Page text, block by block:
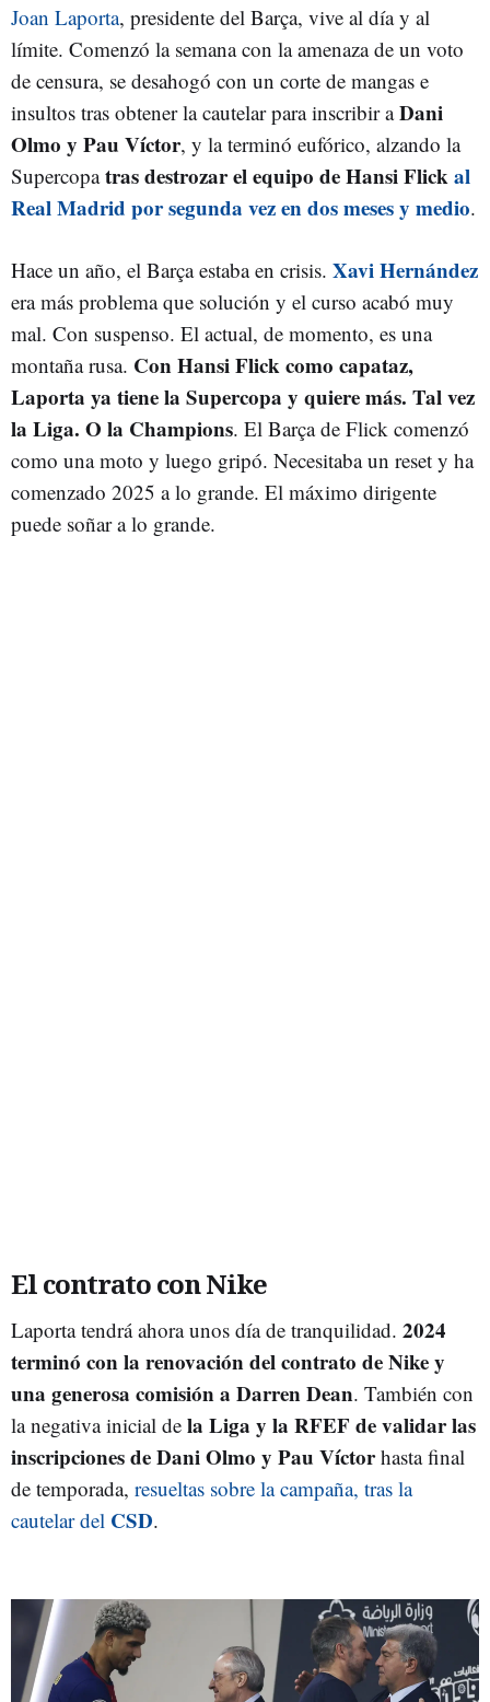
Joan Laporta, presidente del Barça, vive al día y al
límite. Comenzó la semana con la amenaza de un voto
de censura, se desahogó con un corte de mangas e
insultos tras obtener la cautelar para inscribir aDani
Olmo y Pau Víctor, y la terminó eufórico, alzando la
Supercopatras destrozar el equipo de Hansi Flickal
Real Madrid por segunda vez en dos meses y medio.
Hace un año, el Barça estaba en crisis. Xavi Hernández
era más problema que solución y el curso acabó muy
mal. Con suspenso. El actual, de momento, es una
montaña rusa. Con Hansi Flick como capataz,
Laporta ya tiene la Supercopa y quiere más. Tal vez
la Liga. O la Champions. El Barça de Flick comenzó
como una moto y luego gripó. Necesitaba un reset y ha
comenzado 2025 a lo grande. El máximo dirigente
puede soñar a lo grande.
El contrato con Nike
Laporta tendrá ahora unos día de tranquilidad. 2024
terminó con la renovación del contrato de Nike y
una generosa comisión a Darren Dean. También con
la negativa inicial de la Liga y la RFEF de validar las
inscripciones de Dani Olmo y Pau Víctorhasta final
de temporada, resueltas sobre la campaña, tras la
cautelar del CSD.